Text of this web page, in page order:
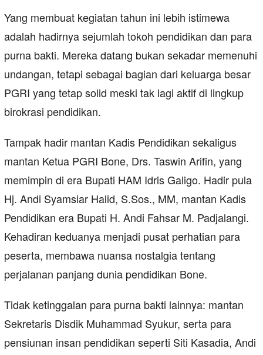
Yang membuat kegiatan tahun ini lebih istimewa
adalah hadirnya sejumlah tokoh pendidikan dan para
purna bakti. Mereka datang bukan sekadar memenuhi
undangan, tetapi sebagai bagian dari keluarga besar
PGRI yang tetap solid meski tak lagi aktif di lingkup
birokrasi pendidikan.
Tampak hadir mantan Kadis Pendidikan sekaligus
mantan Ketua PGRI Bone, Drs. Taswin Arifin, yang
memimpin di era Bupati HAM Idris Galigo. Hadir pula
Hj. Andi Syamsiar Halid, S.Sos., MM, mantan Kadis
Pendidikan era Bupati H. Andi Fahsar M. Padjalangi.
Kehadiran keduanya menjadi pusat perhatian para
peserta, membawa nuansa nostalgia tentang
perjalanan panjang dunia pendidikan Bone.
Tidak ketinggalan para purna bakti lainnya: mantan
Sekretaris Disdik Muhammad Syukur, serta para
pensiunan insan pendidikan seperti Siti Kasadia, Andi